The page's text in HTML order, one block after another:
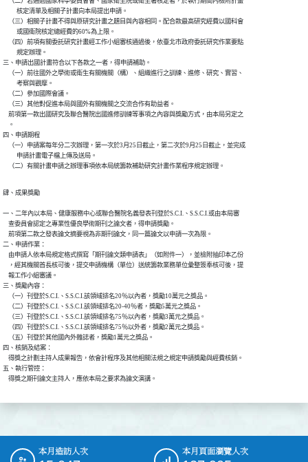
          核定清單及相關子計畫向本局提出申請。
    （三）相關子計畫不得與原研究計畫之題目與內容相同。配合款最高研究經費以國科會
          或國衛院核定總經費的60%為上限。
    （四）前項有關委託研究計畫經工作小組審核通過後，依臺北市政府委託研究作業要點
          規定辦理。
三、申請出國計畫符合以下各款之一者，得申請補助。
    （一）前往國外之學術或衛生有關機關（構）、組織進行之訓練、進修、研究、實習、
          考察與觀摩。
    （二）參加國際會議。
    （三）其他對促進本局與國外有關機關之交流合作有助益者。
    前項第一款出國研究及聯合醫院出國進修訓練等事項之內容與獎勵方式，由本局另定之
    。
四、申請期程
    （一）申請案每年分二次辦理，第一次於3月25日截止，第二次於9月25日截止，並完成
          申請計畫電子檔上傳及送局。
肆、成果獎勵
一、二年內以本局、健康服務中心或聯合醫院名義發表刊登於S.C.I.、S.S.C.I.或由本局審
    查委員會認定之專業性優良學術期刊之論文者，得申請獎勵。
    前項第二款之發表論文摘要視為非期刊論文，同一篇論文以申請一次為限。
二、申請作業：
    由申請人依本局規定格式撰寫「期刊論文類申請表」（如附件一），並檢附抽印本乙份
    ，經其機關首長核可後，提交申請機構（單位）送統籌款業務單位彙整簽奉核可後，提
    報工作小組審議。
三、獎勵內容：
    （一）刊登於S.C.I.、S.S.C.I.該領域排名20％以內者，獎勵10萬元之獎品。
    （二）刊登於S.C.I.、S.S.C.I.該領域排名20-40％者，獎勵5萬元之獎品。
    （三）刊登於S.C.I.、S.S.C.I.該領域排名75％以內者，獎勵3萬元之獎品。
    （四）刊登於S.C.I.、S.S.C.I.該領域排名75％以外者，獎勵2萬元之獎品。
    （五）刊登於其他國內外雜誌者，獎勵1萬元之獎品。
四、核銷及結案：
    得獎之計劃主持人成果報告，依會計程序及其他相關法規之規定申請獎勵與經費核銷。
五、執行管控：
    得獎之期刊論文主持人，應依本局之要求為論文演講。
::: 本月造訪人次 本月頁面瀏覽人次